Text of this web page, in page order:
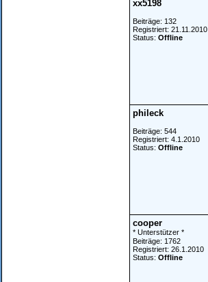
xx5198
Beiträge: 132
Registriert: 21.11.2010
Status: Offline
phileck
Beiträge: 544
Registriert: 4.1.2010
Status: Offline
cooper
* Unterstützer *
Beiträge: 1762
Registriert: 26.1.2010
Status: Offline